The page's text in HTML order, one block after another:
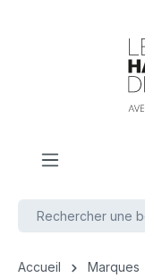
Accueil Marques